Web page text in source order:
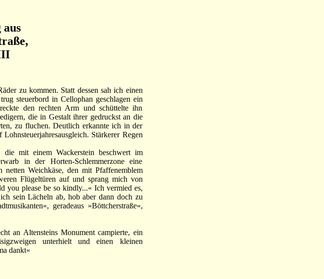
aus
zu kommen. Statt dessen sah ich einen
steuerbord in Cellophan geschlagen ein
den rechten Arm und schüttelte ihn
die in Gestalt ihrer gedruckst an die
zu fluchen. Deutlich erkannte ich in der
Stärkerer Regen
mit einem Wackerstein beschwert im
in der Horten-Schlemmerzone eine
netten Weichkäse, den mit Pfaffenemblem
Flügeltüren auf und sprang mich von
you please be so kindly...« Ich vermied es,
sein Lächeln ab, hob aber dann doch zu
geradeaus »Böttcherstraße«,
an Altensteins Monument campierte, ein
unterhielt und einen kleinen
dankt«